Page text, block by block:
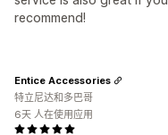
recommend!
Entice Accessories
特立尼达和多巴哥
6天 人在使用应用